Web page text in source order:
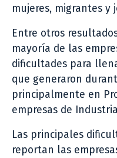
mujeres, migrantes y
Entre otros
mayoría de las
dificultades para
que generaron
principalmente en
empresas de
Las principales
reportan las